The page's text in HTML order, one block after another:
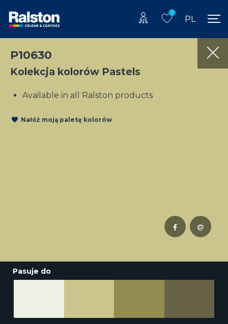
0
PL
P10630
Kolekcja kolorów Pastels
Available in all Ralston products
Nałóż moją paletę kolorów
Pasuje do